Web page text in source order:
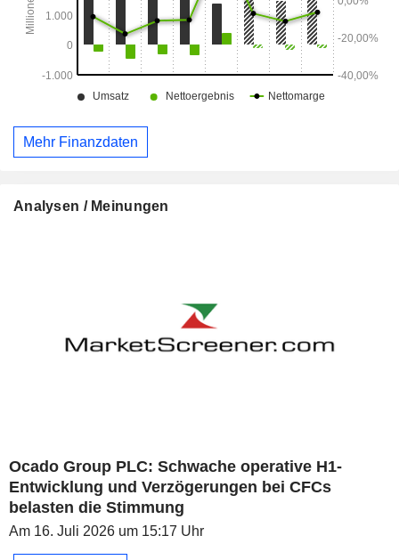
Mehr Finanzdaten
Analysen / Meinungen
Ocado Group PLC: Schwache operative H1-
Entwicklung und Verzögerungen bei CFCs
belasten die Stimmung
Am 16. Juli 2026 um 15:17 Uhr